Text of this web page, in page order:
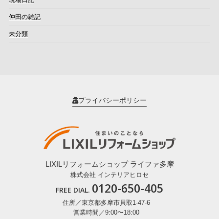
仲田の雑記
未分類
プライバシーポリシー
LIXILリフォームショップ ライファ多摩
株式会社 インテリアヒロセ
FREE DIAL. 0120-650-405
住所／東京都多摩市貝取1-47-6
営業時間／9:00〜18:00